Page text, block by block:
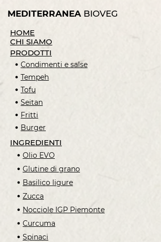
MEDITERRANEA BIOVEG
HOME
CHI SIAMO
PRODOTTI
Condimenti e salse
Tempeh
Tofu
Seitan
Fritti
Burger
INGREDIENTI
Olio EVO
Glutine di grano
Basilico ligure
Zucca
Nocciole IGP Piemonte
Curcuma
Spinaci